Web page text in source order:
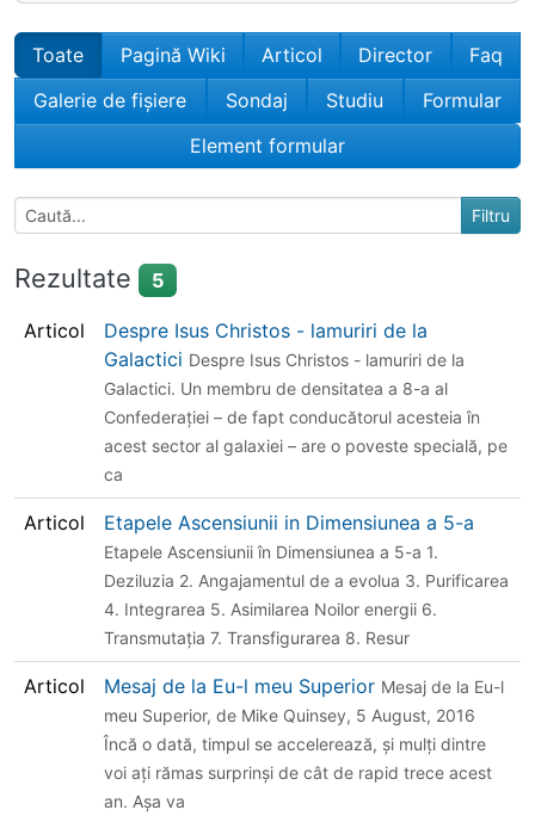
Toate Pagină Wiki Articol Director
Faq
Galerie de fișiere
Sondaj Studiu
Formular
Element formular
Rezultate 5
Articol
Despre Isus Christos - lamuriri de la
Galactici Despre Isus Christos - lamuriri de la
Galactici. Un membru de densitatea a 8-a al
Confederaţiei – de fapt conducătorul acesteia în
acest sector al galaxiei – are o poveste specială, pe
ca
Articol Etapele Ascensiunii in Dimensiunea a 5-a
Etapele Ascensiunii în Dimensiunea a 5-a 1.
Deziluzia 2. Angajamentul de a evolua 3. Purificarea
4. Integrarea 5. Asimilarea Noilor energii 6.
Transmutaţia 7. Transfigurarea 8. Resur
Articol Mesaj de la Eu-l meu Superior Mesaj de la Eu-l
meu Superior, de Mike Quinsey, 5 August, 2016
Încă o dată, timpul se accelerează, şi mulţi dintre
voi aţi rămas surprinşi de cât de rapid trece acest
an. Aşa va